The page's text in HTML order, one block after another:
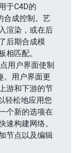
于C4D的
合成控制。艺
渲染，或在后
后期合成模
相匹配。
用户界面使制
。用户界面更
游和下游的节
轻松地应用您
个新的选项在
速构建网络。
节点以及编辑